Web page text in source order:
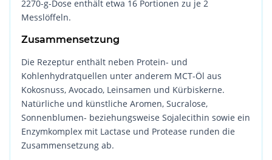
2270-g-Dose enthält etwa 16 Portionen zu je 2
Messlöffeln.
Zusammensetzung
Die Rezeptur enthält neben Protein- und
Kohlenhydratquellen unter anderem MCT-Öl aus
Kokosnuss, Avocado, Leinsamen und Kürbiskerne.
Natürliche und künstliche Aromen, Sucralose,
Sonnenblumen- beziehungsweise Sojalecithin sowie ein
Enzymkomplex mit Lactase und Protease runden die
Zusammensetzung ab.